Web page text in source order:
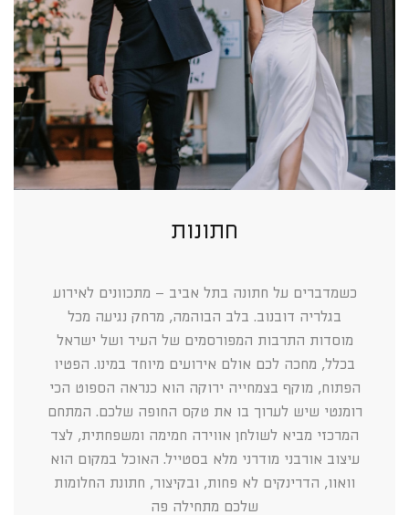
חתונות
כשמדברים על חתונה בתל אביב – מתכוונים לאירוע
בגלריה דובנוב. בלב הבוהמה, מרחק נגיעה מכל
מוסדות התרבות המפורסמים של העיר ושל ישראל
בכלל, מחכה לכם אולם אירועים מיוחד במינו. הפטיו
הפתוח, מוקף בצמחייה ירוקה הוא כנראה הספוט הכי
רומנטי שיש לערוך בו את טקס החופה שלכם. המתחם
המרכזי מביא לשולחן אווירה חמימה ומשפחתית, לצד
עיצוב אורבני מודרני מלא בסטייל. האוכל במקום הוא
וואוו, הדרינקים לא פחות, ובקיצור, חתונת החלומות
שלכם מתחילה פה